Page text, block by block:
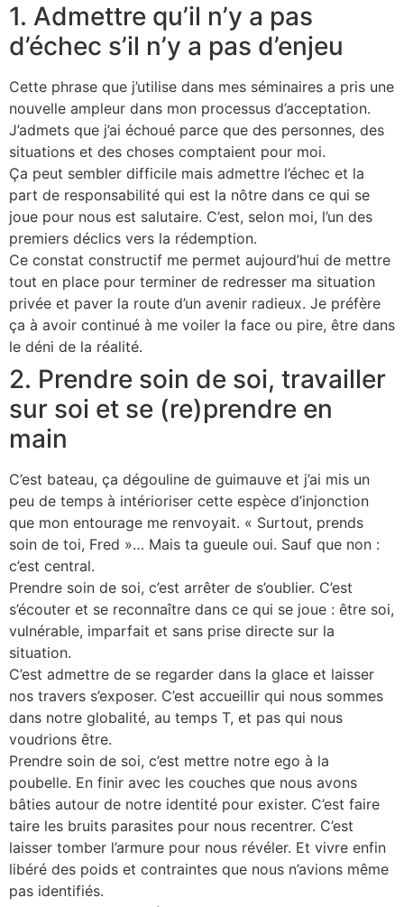
1. Admettre qu’il n’y a pas
d’échec s’il n’y a pas d’enjeu
Cette phrase que j’utilise dans mes séminaires a pris une
nouvelle ampleur dans mon processus d’acceptation.
J’admets que j’ai échoué parce que des personnes, des
situations et des choses comptaient pour moi.
Ça peut sembler difficile mais admettre l’échec et la
part de responsabilité qui est la nôtre dans ce qui se
joue pour nous est salutaire. C’est, selon moi, l’un des
premiers déclics vers la rédemption.
Ce constat constructif me permet aujourd’hui de mettre
tout en place pour terminer de redresser ma situation
privée et paver la route d’un avenir radieux. Je préfère
ça à avoir continué à me voiler la face ou pire, être dans
le déni de la réalité.
2. Prendre soin de soi, travailler
sur soi et se (re)prendre en
main
C’est bateau, ça dégouline de guimauve et j’ai mis un
peu de temps à intérioriser cette espèce d’injonction
que mon entourage me renvoyait. « Surtout, prends
soin de toi, Fred »… Mais ta gueule oui. Sauf que non :
c’est central.
Prendre soin de soi, c’est arrêter de s’oublier. C’est
s’écouter et se reconnaître dans ce qui se joue : être soi,
vulnérable, imparfait et sans prise directe sur la
situation.
C’est admettre de se regarder dans la glace et laisser
nos travers s’exposer. C’est accueillir qui nous sommes
dans notre globalité, au temps T, et pas qui nous
voudrions être.
Prendre soin de soi, c’est mettre notre ego à la
poubelle. En finir avec les couches que nous avons
bâties autour de notre identité pour exister. C’est faire
taire les bruits parasites pour nous recentrer. C’est
laisser tomber l’armure pour nous révéler. Et vivre enfin
libéré des poids et contraintes que nous n’avions même
pas identifiés.